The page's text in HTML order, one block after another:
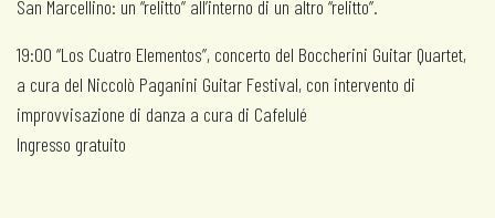
San Marcellino: un “relitto” all’interno di un altro “relitto”.
19:00 “Los Cuatro Elementos”, concerto del Boccherini Guitar Quartet,
a cura del Niccolò Paganini Guitar Festival, con intervento di
improvvisazione di danza a cura di Cafelulé
Ingresso gratuito